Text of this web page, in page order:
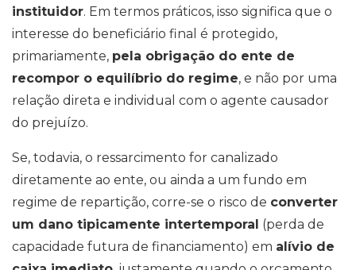
instituidor. Em termos práticos, isso significa que o
interesse do beneficiário final é protegido,
primariamente, pela obrigação do ente de
recompor o equilíbrio do regime, e não por uma
relação direta e individual com o agente causador
do prejuízo.
Se, todavia, o ressarcimento for canalizado
diretamente ao ente, ou ainda a um fundo em
regime de repartição, corre-se o risco de converter
um dano tipicamente intertemporal (perda de
capacidade futura de financiamento) em alívio de